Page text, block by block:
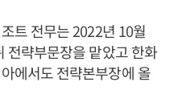
트 전무는 2022년 10월
전략부문장을 맡았고 한화
에서도 전략본부장에 올